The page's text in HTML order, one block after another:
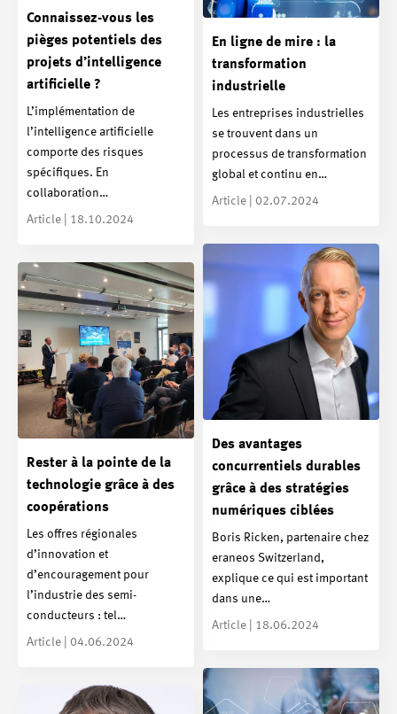
Connaissez-vous les
pièges potentiels des
projets d’intelligence
artificielle ?
L’implémentation de
l’intelligence artificielle
comporte des risques
spécifiques. En
collaboration…
Article | 18.10.2024
En ligne de mire : la
transformation
industrielle
Les entreprises industrielles
se trouvent dans un
processus de transformation
global et continu en…
Article | 02.07.2024
Des avantages
concurrentiels durables
grâce à des stratégies
numériques ciblées
Boris Ricken, partenaire chez
eraneos Switzerland,
explique ce qui est important
dans une…
Article | 18.06.2024
Rester à la pointe de la
technologie grâce à des
coopérations
Les offres régionales
d’innovation et
d’encouragement pour
l’industrie des semi-
conducteurs : tel…
Article | 04.06.2024